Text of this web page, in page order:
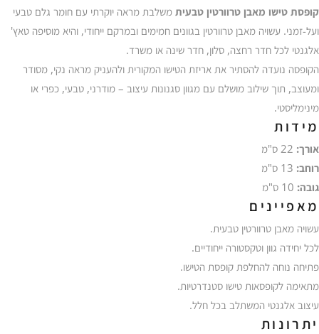
קופסת טישו מאבן טרוורטין טבעית משלבת מראה יוקרתי עם חומר גלם טבעי
ועל-זמני. עשויה מאבן טרוורטין בגוונים חמימים ובמרקם ייחודי, והיא מוסיפה טאץ'
אלגנטי לכל חדר רחצה, סלון, חדר שינה או משרד.
הקופסה נועדה להסתיר את אריזת הטישו המקורית ולהעניק מראה נקי, מסודר
ומעוצב, תוך שילוב מושלם עם מגוון סגנונות עיצוב – מודרני, טבעי, כפרי או
מינימליסטי.
מידות
אורך:
רוחב:
גובה:
מאפיינים
עשויה מאבן טרוורטין טבעית.
לכל יחידה גוון וטקסטורה ייחודיים.
פתיחה נוחה להחלפת קופסת הטישו.
מתאימה לקופסאות טישו סטנדרטיות.
עיצוב אלגנטי המשתלב בכל חלל.
יתרונות